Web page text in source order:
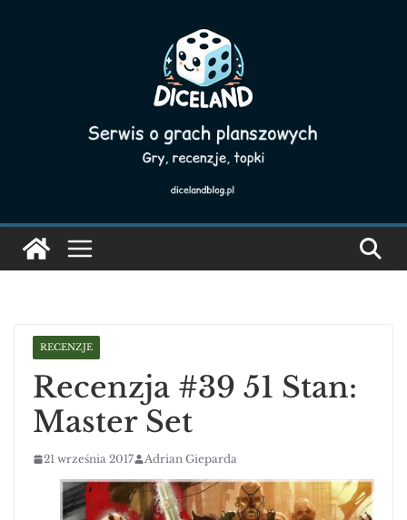
RECENZJE
Recenzja #39 51 Stan:
Master Set
21 września 2017 Adrian Gieparda